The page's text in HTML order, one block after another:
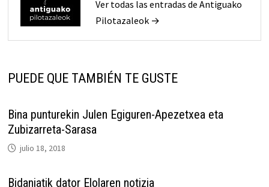
Ver todas las entradas de Antiguako
Pilotazaleok →
PUEDE QUE TAMBIÉN TE GUSTE
Bina punturekin Julen Egiguren-Apezetxea eta
Zubizarreta-Sarasa
julio 18, 2018
Bidaniatik dator Elolaren notizia